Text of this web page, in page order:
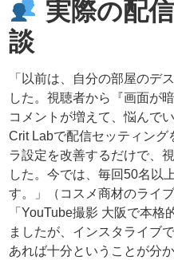
実際の配
談
「以前は、自分の部屋のデ
した。視聴者から『画面が
コメントが増えて、悩んで
Crit Labで配信セッティング
ラ設定を改善するだけで、
した。今では、毎回50名以
す。」（コスメ商材のライ
「YouTube撮影 大阪で本
ましたが、インスタライブ
あれば十分ということが分